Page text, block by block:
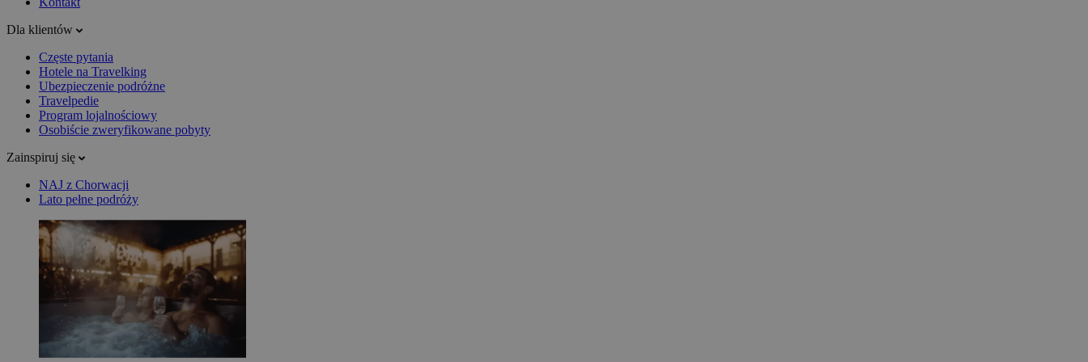
Dla klientów
Częste pytania
Hotele na Travelking
Ubezpieczenie podróżne
Travelpedie
Program lojalnościowy
Osobiście zweryfikowane pobyty
Zainspiruj się
NAJ z Chorwacji
Lato pełne podróży